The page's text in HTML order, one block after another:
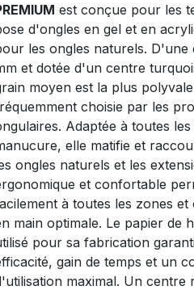
est conçue pour les
d'ongles en gel et en
les ongles naturels. D'une
et dotée d'un centre
moyen est la plus
choisie par les
Adaptée à toutes
elle matifie et
ongles naturels et les
et confortable
à toutes les zones
main optimale. Le papier de
pour sa fabrication
gain de temps et un
maximal. Un centre